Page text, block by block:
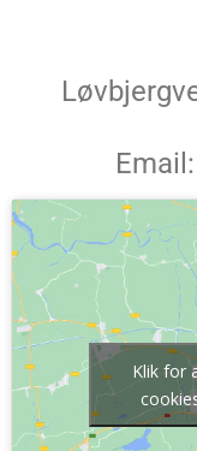
Klik for